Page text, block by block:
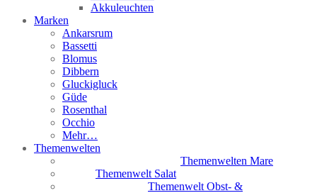
Akkuleuchten
Marken
Ankarsrum
Bassetti
Blomus
Dibbern
Gluckigluck
Güde
Rosenthal
Occhio
Mehr…
Themenwelten
Themenwelten Mare
Themenwelt Salat
Themenwelt Obst- &